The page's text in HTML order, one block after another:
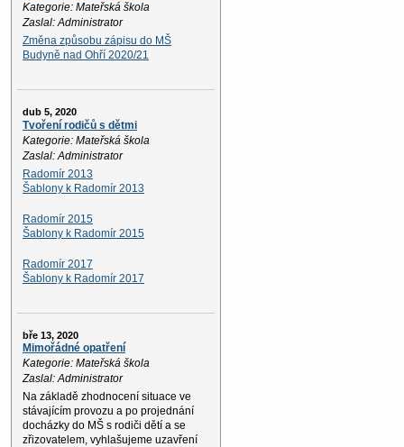
Kategorie: Mateřská škola
Zaslal: Administrator
Změna způsobu zápisu do MŠ
Budyně nad Ohří 2020/21
dub 5, 2020
Tvoření rodičů s dětmi
Kategorie: Mateřská škola
Zaslal: Administrator
Radomír 2013
Šablony k Radomír 2013
Radomír 2015
Šablony k Radomír 2015
Radomír 2017
Šablony k Radomír 2017
bře 13, 2020
Mimořádné opatření
Kategorie: Mateřská škola
Zaslal: Administrator
Na základě zhodnocení situace ve
stávajícím provozu a po projednání
docházky do MŠ s rodiči dětí a se
zřizovatelem, vyhlašujeme uzavření